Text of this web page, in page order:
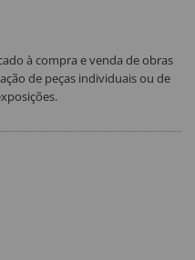
à compra e venda de obras
de peças individuais ou de